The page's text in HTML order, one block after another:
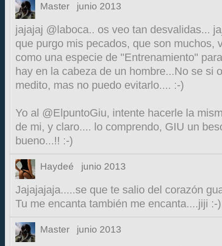
Master junio 2013
jajajaj @laboca.. os veo tan desvalidas...
que purgo mis pecados, que son muchos,
como una especie de "Entrenamiento"
hay en la cabeza de un hombre...No se si
medito, mas no puedo evitarlo.... :-)
Yo al @ElpuntoGiu, intente hacerle la
de mi, y claro.... lo comprendo, GIU un
bueno...!! :-)
Haydeé junio 2013
Jajajajaja.....se que te salio del corazón
Tu me encanta también me encanta....jiji :-)
Master junio 2013